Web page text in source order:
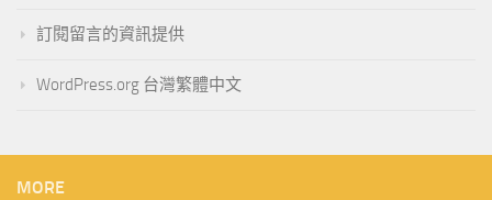
訂閱留言的資訊提供
WordPress.org 台灣繁體中文
MORE